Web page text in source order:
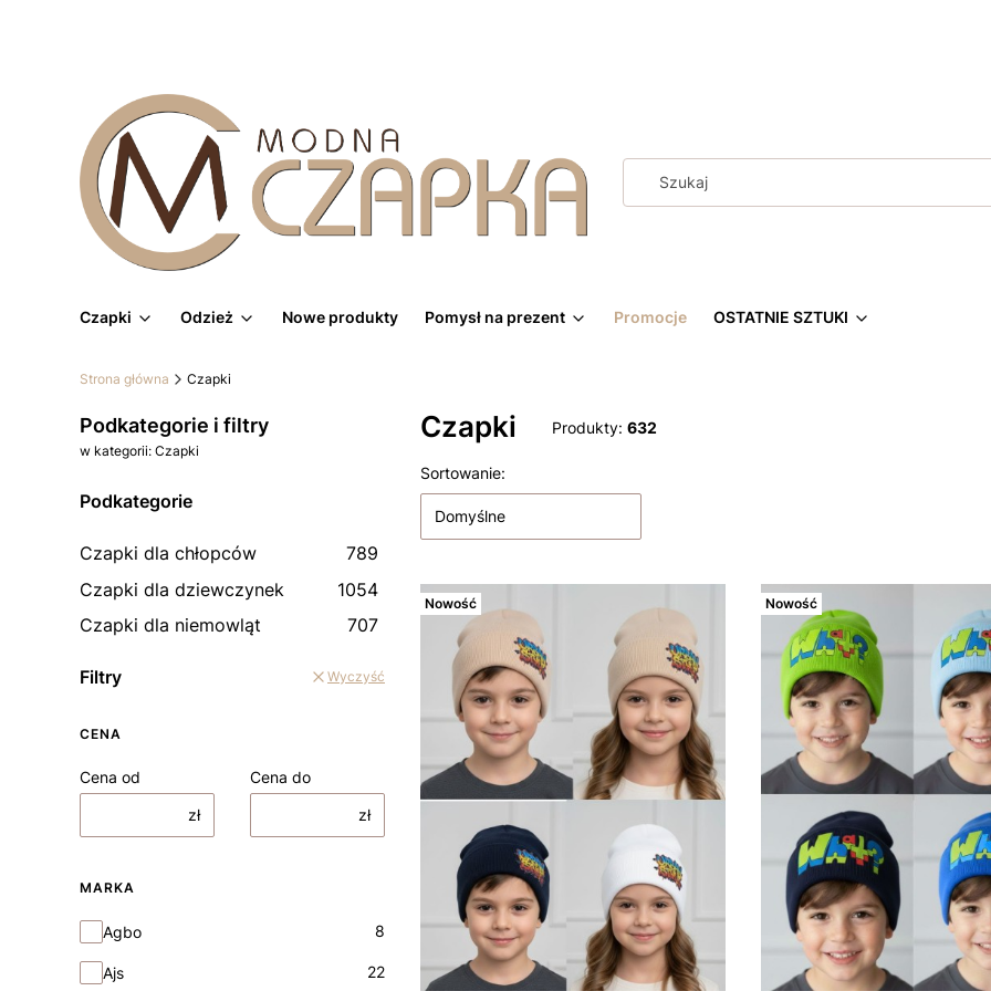
Czapki Odzież Nowe produkty Pomysł na prezent Promocje OSTATNIE SZTUKI
Strona główna Czapki
Podkategorie i filtry
w kategorii: Czapki
Podkategorie
Czapki dla chłopców
789
Czapki dla dziewczynek
1054
Czapki dla niemowląt
707
Filtry Wyczyść
CENA
Cena od
zł
Cena do
zł
MARKA
Marka
Agbo 8
Ajs 22
Czapki Produkty: 632
Lista produktów
Sortowanie:
Domyślne
Nowość Nowość